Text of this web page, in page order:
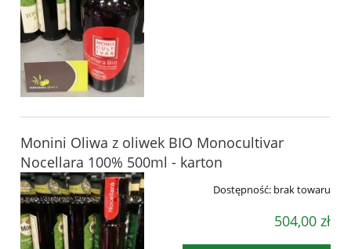
Monini Oliwa z oliwek BIO Monocultivar
Nocellara 100% 500ml - karton
Dostępność: brak towaru
504,00 zł